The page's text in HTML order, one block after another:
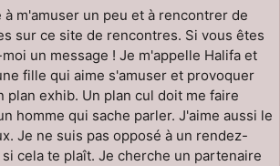
m'amuser un peu et à rencontrer de
sur ce site de rencontres. Si vous êtes
un message ! Je m'appelle Halifa et
fille qui aime s'amuser et provoquer
plan exhib. Un plan cul doit me faire
homme qui sache parler. J'aime aussi le
Je ne suis pas opposé à un rendez-
cela te plaît. Je cherche un partenaire